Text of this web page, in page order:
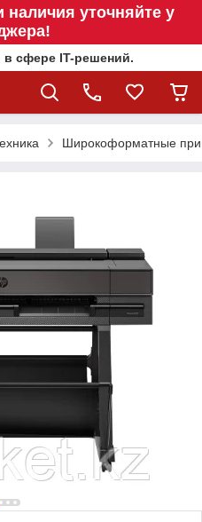
уточняйте у
в сфере IT-решений.
Широкоформатные